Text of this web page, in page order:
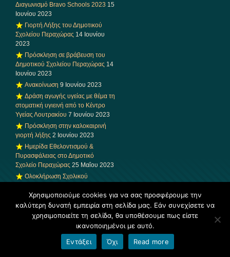
Διαγωνισμό Bravo Schools 2023 15
Ιουνίου 2023
Γιορτή Λήξης του Δημοτικού
Σχολείου Περαχώρας 14 Ιουνίου
2023
Πρόσκληση σε βράβευση του
Δημοτικού Σχολείου Περαχώρας 14
Ιουνίου 2023
Ανακοίνωση 9 Ιουνίου 2023
Δράση αγωγής υγείας με θέμα τη
στοματική υγιεινή από το Κέντρο
Υγείας Λουτρακίου 7 Ιουνίου 2023
Πρόσκληση στην καλοκαιρινή
γιορτή λήξης 2 Ιουνίου 2023
Ημερίδα Εθελοντισμού &
Πυρασφάλειας στο Δημοτικό
Σχολείο Περαχώρας 25 Μαΐου 2023
Ολοκλήρωση Σχολικού
25 Μαΐου 2023
Συγχαρητήρια επιστολή
Συμβούλου Εκπαίδευσης ΠΕ70 1ης
Εκπ/κής Περιφέρειας Α/θμιας
Κορινθίας κας Γκιόκα Αναστασίας
Χρησιμοποιούμε cookies για να σας προσφέρουμε την
καλύτερη δυνατή εμπειρία στη σελίδα μας. Εάν συνεχίσετε να
χρησιμοποιείτε τη σελίδα, θα υποθέσουμε πως είστε
ικανοποιημένοι με αυτό.
Εντάξει
Όχι Read more